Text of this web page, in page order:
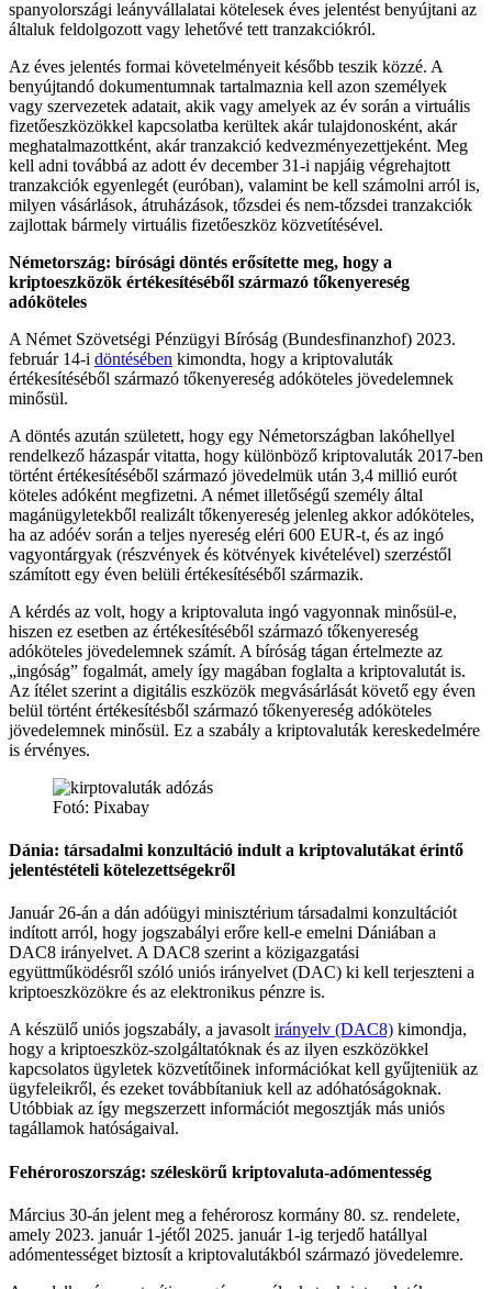
spanyolországi leányvállalatai kötelesek éves jelentést benyújtani az
általuk feldolgozott vagy lehetővé tett tranzakciókról.
Az éves jelentés formai követelményeit később teszik közzé. A
benyújtandó dokumentumnak tartalmaznia kell azon személyek
vagy szervezetek adatait, akik vagy amelyek az év során a virtuális
fizetőeszközökkel kapcsolatba kerültek akár tulajdonosként, akár
meghatalmazottként, akár tranzakció kedvezményezettjeként. Meg
kell adni továbbá az adott év december 31-i napjáig végrehajtott
tranzakciók egyenlegét (euróban), valamint be kell számolni arról is,
milyen vásárlások, átruházások, tőzsdei és nem-tőzsdei tranzakciók
zajlottak bármely virtuális fizetőeszköz közvetítésével.
Németország: bírósági döntés erősítette meg, hogy a
kriptoeszközök értékesítéséből származó tőkenyereség
adóköteles
A Német Szövetségi Pénzügyi Bíróság (Bundesfinanzhof) 2023.
február 14-i döntésében kimondta, hogy a kriptovaluták
értékesítéséből származó tőkenyereség adóköteles jövedelemnek
minősül.
A döntés azután született, hogy egy Németországban lakóhellyel
rendelkező házaspár vitatta, hogy különböző kriptovaluták 2017-ben
történt értékesítéséből származó jövedelmük után 3,4 millió eurót
köteles adóként megfizetni. A német illetőségű személy által
magánügyletekből realizált tőkenyereség jelenleg akkor adóköteles,
ha az adóév során a teljes nyereség eléri 600 EUR-t, és az ingó
vagyontárgyak (részvények és kötvények kivételével) szerzéstől
számított egy éven belüli értékesítéséből származik.
A kérdés az volt, hogy a kriptovaluta ingó vagyonnak minősül-e,
hiszen ez esetben az értékesítéséből származó tőkenyereség
adóköteles jövedelemnek számít. A bíróság tágan értelmezte az
„ingóság” fogalmát, amely így magában foglalta a kriptovalutát is.
Az ítélet szerint a digitális eszközök megvásárlását követő egy éven
belül történt értékesítésből származó tőkenyereség adóköteles
jövedelemnek minősül. Ez a szabály a kriptovaluták kereskedelmére
is érvényes.
Fotó: Pixabay
Dánia: társadalmi konzultáció indult a kriptovalutákat érintő
jelentéstételi kötelezettségekről
Január 26-án a dán adóügyi minisztérium társadalmi konzultációt
indított arról, hogy jogszabályi erőre kell-e emelni Dániában a
DAC8 irányelvet. A DAC8 szerint a közigazgatási
együttműködésről szóló uniós irányelvet (DAC) ki kell terjeszteni a
kriptoeszközökre és az elektronikus pénzre is.
A készülő uniós jogszabály, a javasoltirányelv (DAC8) kimondja,
hogy a kriptoeszköz-szolgáltatóknak és az ilyen eszközökkel
kapcsolatos ügyletek közvetítőinek információkat kell gyűjteniük az
ügyfeleikről, és ezeket továbbítaniuk kell az adóhatóságoknak.
Utóbbiak az így megszerzett információt megosztják más uniós
tagállamok hatóságaival.
Fehéroroszország: széleskörű kriptovaluta-adómentesség
Március 30-án jelent meg a fehérorosz kormány 80. sz. rendelete,
amely 2023. január 1-jétől 2025. január 1-ig terjedő hatállyal
adómentességet biztosít a kriptovalutákból származó jövedelemre.